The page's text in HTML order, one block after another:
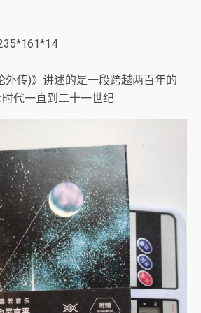
外传)》讲述的是一段跨越两百年的
代一直到二十一世纪